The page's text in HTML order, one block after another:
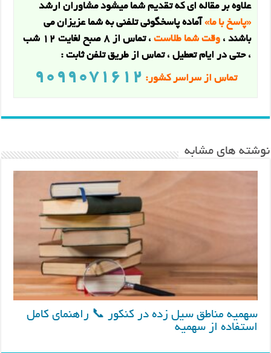
علاوه بر مقاله اي که تقديم شما ميشود مشاوران ارشد
«پاسخ با ما» آماده پاسخگوئي تلفني به شما عزيزان مي
باشند ،وقت شما طلاست
، تماس از 8 صبح لغايت 12 شب
، حتی در ایام تعطیل ، تماس از طريق تلفن ثابت :
تماس از سراسر کشور: 9099071612
نوشته های مشابه
سهمیه مناطق سیل زده در کنکور 📞 راهنمای کامل
استفاده از سهمیه